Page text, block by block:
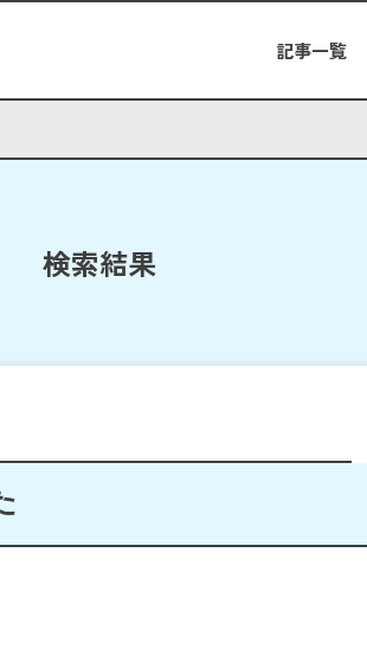
記事一覧
検索結果